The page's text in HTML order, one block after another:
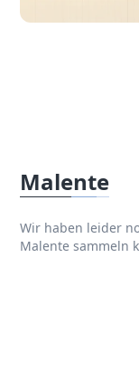
Malente
Wir haben leider
Malente sammeln